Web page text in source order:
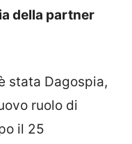
della partner
stata Dagospia,
ruolo di
il 25